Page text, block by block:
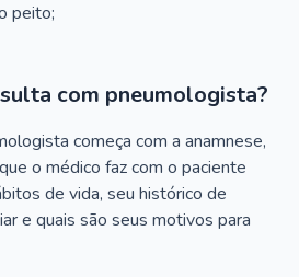
peito;
com pneumologista?
começa com a anamnese,
o médico faz com o paciente
de vida, seu histórico de
e quais são seus motivos para